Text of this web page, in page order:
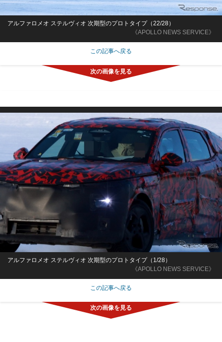
《APOLLO NEWS SERVICE》
アルファロメオ ステルヴィオ 次期型のプロトタイプ（22/28）
この記事へ戻る
《APOLLO NEWS SERVICE》
アルファロメオ ステルヴィオ 次期型のプロトタイプ（1/28）
この記事へ戻る